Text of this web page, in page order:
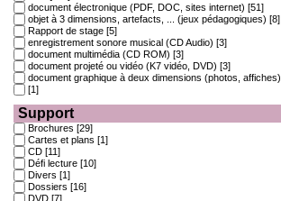
document électronique (PDF, DOC, sites internet) [51]
objet à 3 dimensions, artefacts, ... (jeux pédagogiques) [8]
Rapport de stage [5]
enregistrement sonore musical (CD Audio) [3]
document multimédia (CD ROM) [3]
document projeté ou vidéo (K7 vidéo, DVD) [3]
document graphique à deux dimensions (photos, affiches)
[1]
Support
Brochures [29]
Cartes et plans [1]
CD [11]
Défi lecture [10]
Divers [1]
Dossiers [16]
DVD [7]